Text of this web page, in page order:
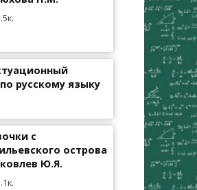
русскому языку
с
острова
Ю.Я.